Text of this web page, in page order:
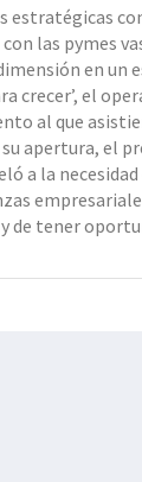
estratégicas
las pymes
en un
crecer’, el
al que
apertura, el
a la necesidad
de tener